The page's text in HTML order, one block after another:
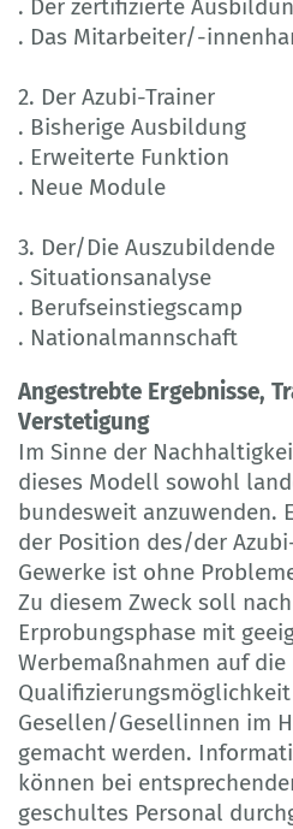
. Der zertifizierte
. Das Mitarbeiter/-
2. Der Azubi-Trainer
. Bisherige Ausbildung
. Erweiterte Funktion
. Neue Module
3. Der/Die Auszubildende
. Situationsanalyse
. Berufseinstiegscamp
. Nationalmannschaft
Angestrebte Ergebnisse,
Verstetigung
Im Sinne der
dieses Modell sowohl
bundesweit anzuwenden.
der Position des/der
Gewerke ist ohne
Zu diesem Zweck soll
Erprobungsphase mit
Werbemaßnahmen auf die
Gesellen/Gesellinnen im
gemacht werden.
können bei
geschultes Personal